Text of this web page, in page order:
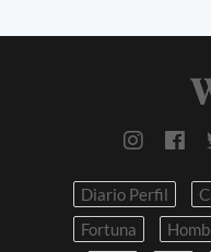
Diario Perfil
Fortuna